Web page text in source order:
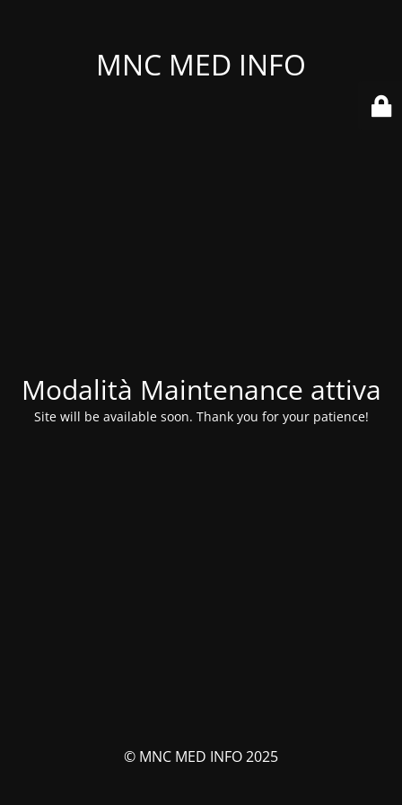
MNC MED INFO
Modalità Maintenance attiva
Site will be available soon. Thank you for your patience!
© MNC MED INFO 2025